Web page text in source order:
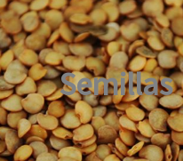
Semillas